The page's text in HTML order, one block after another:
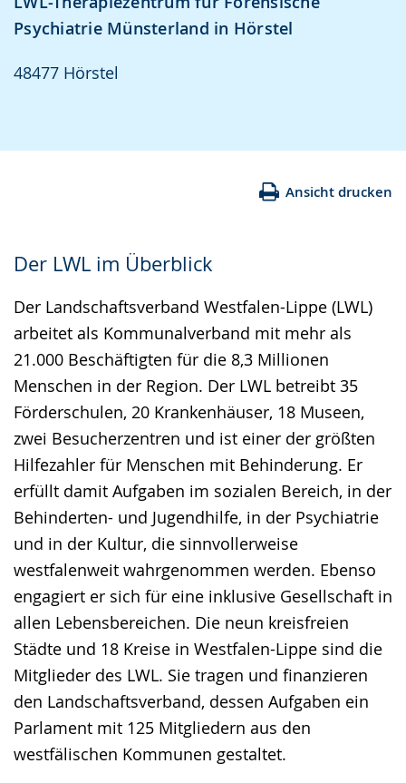
Psychiatrie Münsterland in Hörstel
48477 Hörstel
Ansicht drucken
Der LWL im Überblick
Der Landschaftsverband Westfalen-Lippe (LWL)
arbeitet als Kommunalverband mit mehr als
21.000 Beschäftigten für die 8,3 Millionen
Menschen in der Region. Der LWL betreibt 35
Förderschulen, 20 Krankenhäuser, 18 Museen,
zwei Besucherzentren und ist einer der größten
Hilfezahler für Menschen mit Behinderung. Er
erfüllt damit Aufgaben im sozialen Bereich, in der
Behinderten- und Jugendhilfe, in der Psychiatrie
und in der Kultur, die sinnvollerweise
westfalenweit wahrgenommen werden. Ebenso
engagiert er sich für eine inklusive Gesellschaft in
allen Lebensbereichen. Die neun kreisfreien
Städte und 18 Kreise in Westfalen-Lippe sind die
Mitglieder des LWL. Sie tragen und finanzieren
den Landschaftsverband, dessen Aufgaben ein
Parlament mit 125 Mitgliedern aus den
westfälischen Kommunen gestaltet.